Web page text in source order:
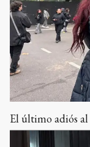
El último adiós